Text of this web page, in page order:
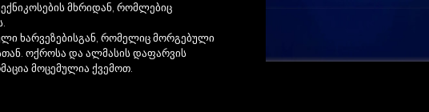
მხრიდან, რომლებიც
ხარვეზებისგან, რომელიც მორგებული
ოქროსა და ალმასის დაფარვის
მოცემულია ქვემოთ.